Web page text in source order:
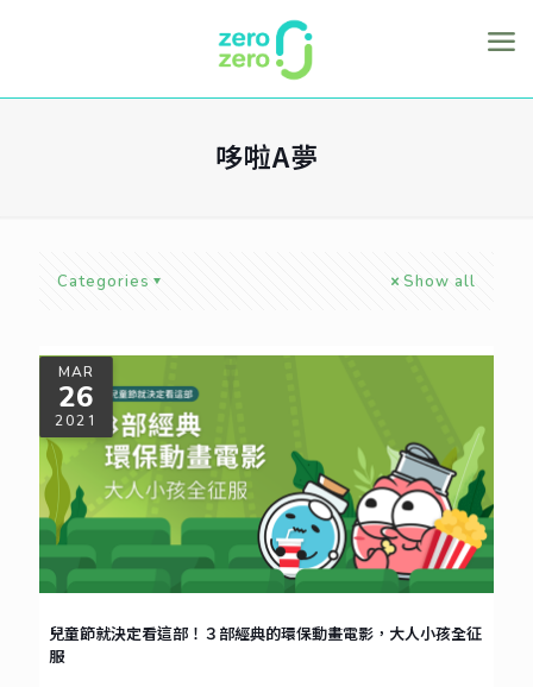
哆啦A夢
Categories Show all
MAR
26
2021
兒童節就決定看這部！３部經典的環保動畫電影，大人小孩全征
服